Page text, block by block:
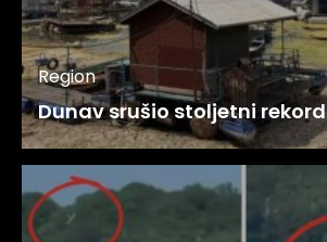
Region
Dunav srušio stoljetni rekord